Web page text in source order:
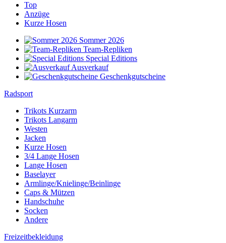
Top
Anzüge
Kurze Hosen
Sommer 2026
Team-Repliken
Special Editions
Ausverkauf
Geschenkgutscheine
Radsport
Trikots Kurzarm
Trikots Langarm
Westen
Jacken
Kurze Hosen
3/4 Lange Hosen
Lange Hosen
Baselayer
Armlinge/Knielinge/Beinlinge
Caps & Mützen
Handschuhe
Socken
Andere
Freizeitbekleidung